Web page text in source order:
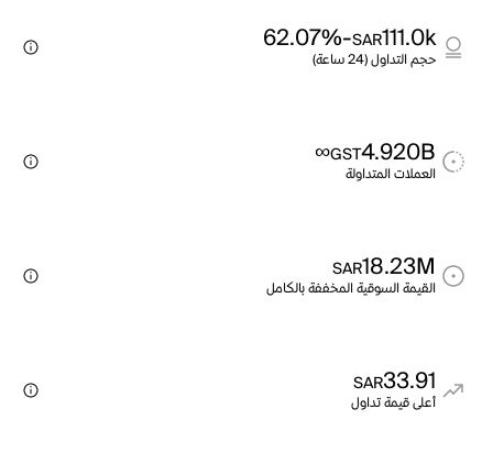
111.0k
SAR
-62.07%
حجم التداول (24 ساعة)
4.920B
GST
∞
العملات المتداولة
18.23M
SAR
القيمة السوقية المخففة بالكامل
33.91
SAR
أعلى قيمة تداول